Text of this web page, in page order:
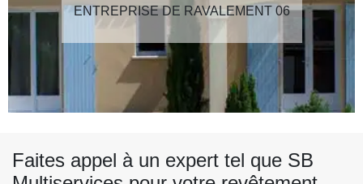
ENTREPRISE DE RAVALEMENT 06
Faites appel à un expert tel que SB